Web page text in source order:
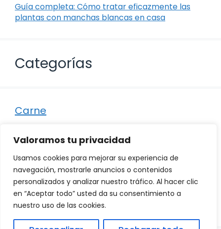
Valoramos tu privacidad
Usamos cookies para mejorar su experiencia de
navegación, mostrarle anuncios o contenidos
personalizados y analizar nuestro tráfico. Al hacer clic
en “Aceptar todo” usted da su consentimiento a
nuestro uso de las cookies.
Guía completa: Cómo tratar eficazmente las
plantas con manchas blancas en casa
Categorías
Carne
Otro
Pescado
Recetas